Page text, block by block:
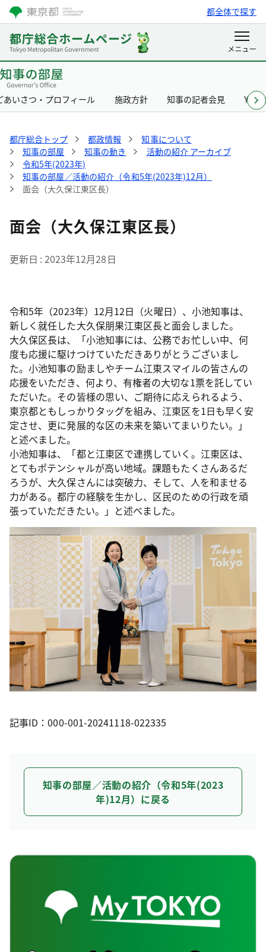
都全体で探す
あいさつ・プロフィール 施政方針 知事の記者会見
都庁総合トップ 都政情報
知事について
知事の部屋
知事の動き
活動の紹介 アーカイブ
令和5年(2023年)
知事の部屋／活動の紹介（令和5年(2023年)12月）
面会（大久保江東区長）
面会（大久保江東区長）
更新日 2023年12月28日
令和5年（2023年）12月12日（火曜日）、小池知事は、
新しく就任した大久保朋果江東区長と面会しました。
大久保区長は、「小池知事には、公務でお忙しい中、何
度も応援に駆けつけていただきありがとうございまし
た。小池知事の励ましやチーム江東スマイルの皆さんの
応援をいただき、何より、有権者の大切な1票を託してい
ただいた。その皆様の思い、ご期待に応えられるよう、
東京都ともしっかりタッグを組み、江東区を1日も早く安
定させ、更に発展的な区の未来を築いてまいりたい。」
と述べました。
小池知事は、「都と江東区で連携していく。江東区は、
とてもポテンシャルが高い地域。課題もたくさんあるだ
ろうが、大久保さんには突破力、そして、人を和ませる
力がある。都庁の経験を生かし、区民のための行政を頑
張っていただきたい。」と述べました。
記事ID：000-001-20241118-022335
知事の部屋／活動の紹介（令和5年(2023
年)12月）に戻る